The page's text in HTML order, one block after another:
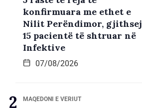
konfirmuara me ethet e
Nilit Perëndimor, gjithsej
15 pacientë të shtruar në
Infektive
07/08/2026
MAQEDONI E VERIUT